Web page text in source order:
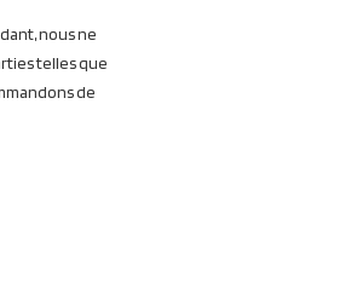
nous ne
telles que
de